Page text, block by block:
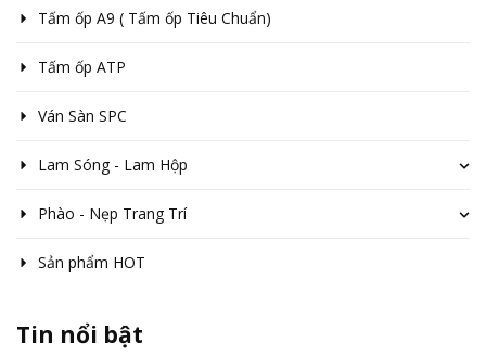
Tấm ốp A9 ( Tấm ốp Tiêu Chuẩn)
Tấm ốp ATP
Ván Sàn SPC
Lam Sóng - Lam Hộp
Phào - Nẹp Trang Trí
Sản phẩm HOT
Tin nổi bật